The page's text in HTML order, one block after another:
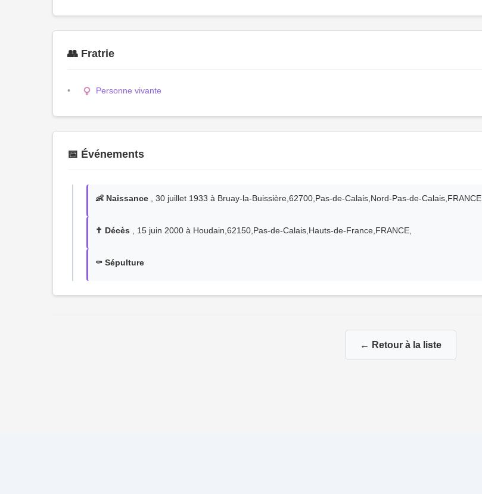
👥 Fratrie
Personne vivante
📅 Événements
👶 Naissance , 30 juillet 1933 à Bruay-la-Buissière,62700,Pas-de-Calais,Nord-Pas-de-Calais,FRANCE,
✝️ Décès , 15 juin 2000 à Houdain,62150,Pas-de-Calais,Hauts-de-France,FRANCE,
⚰️ Sépulture
← Retour à la liste